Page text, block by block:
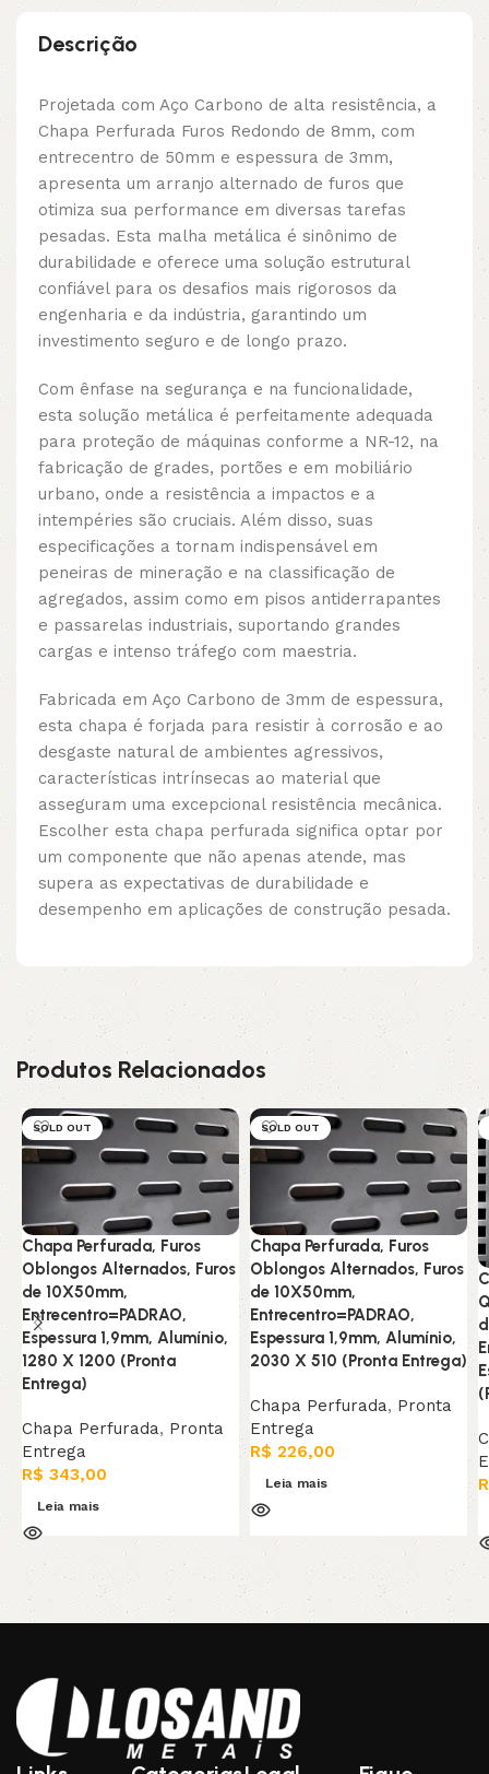
Descrição
Projetada com Aço Carbono de alta resistência, a
Chapa Perfurada Furos Redondo de 8mm, com
entrecentro de 50mm e espessura de 3mm,
apresenta um arranjo alternado de furos que
otimiza sua performance em diversas tarefas
pesadas. Esta malha metálica é sinônimo de
durabilidade e oferece uma solução estrutural
confiável para os desafios mais rigorosos da
engenharia e da indústria, garantindo um
investimento seguro e de longo prazo.
Com ênfase na segurança e na funcionalidade,
esta solução metálica é perfeitamente adequada
para proteção de máquinas conforme a NR-12, na
fabricação de grades, portões e em mobiliário
urbano, onde a resistência a impactos e a
intempéries são cruciais. Além disso, suas
especificações a tornam indispensável em
peneiras de mineração e na classificação de
agregados, assim como em pisos antiderrapantes
e passarelas industriais, suportando grandes
cargas e intenso tráfego com maestria.
Fabricada em Aço Carbono de 3mm de espessura,
esta chapa é forjada para resistir à corrosão e ao
desgaste natural de ambientes agressivos,
características intrínsecas ao material que
asseguram uma excepcional resistência mecânica.
Escolher esta chapa perfurada significa optar por
um componente que não apenas atende, mas
supera as expectativas de durabilidade e
desempenho em aplicações de construção pesada.
Produtos Relacionados
SOLD OUT
Chapa Perfurada, Furos
Oblongos Alternados, Furos
de 10X50mm,
Entrecentro=PADRAO,
Espessura 1,9mm, Alumínio,
1280 X 1200 (Pronta
Entrega)
Chapa Perfurada, Pronta
Entrega
R$ 343,00
Leia mais
SOLD OUT
Chapa Perfurada, Furos
Oblongos Alternados, Furos
de 10X50mm,
Entrecentro=PADRAO,
Espessura 1,9mm, Alumínio,
2030 X 510 (Pronta Entrega)
Chapa Perfurada, Pronta
Entrega
R$ 226,00
Leia mais